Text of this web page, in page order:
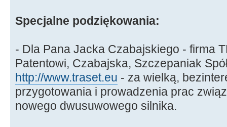
Specjalne podziękowania:
- Dla Pana Jacka Czabajskiego - firma
Patentowi, Czabajska, Szczepaniak
http://www.traset.eu - za wielką,
przygotowania i prowadzenia prac
nowego dwusuwowego silnika.